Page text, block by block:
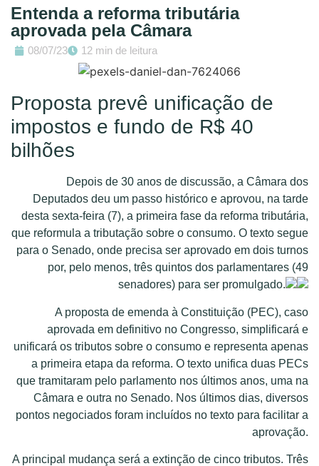
Entenda a reforma tributária
aprovada pela Câmara
08/07/23 12 min de leitura
Proposta prevê unificação de
impostos e fundo de R$ 40
bilhões
Depois de 30 anos de discussão, a Câmara dos
Deputados deu um passo histórico e aprovou, na tarde
desta sexta-feira (7), a primeira fase da reforma tributária,
que reformula a tributação sobre o consumo. O texto segue
para o Senado, onde precisa ser aprovado em dois turnos
por, pelo menos, três quintos dos parlamentares (49
senadores) para ser promulgado.
A proposta de emenda à Constituição (PEC), caso
aprovada em definitivo no Congresso, simplificará e
unificará os tributos sobre o consumo e representa apenas
a primeira etapa da reforma. O texto unifica duas PECs
que tramitaram pelo parlamento nos últimos anos, uma na
Câmara e outra no Senado. Nos últimos dias, diversos
pontos negociados foram incluídos no texto para facilitar a
aprovação.
A principal mudança será a extinção de cinco tributos. Três